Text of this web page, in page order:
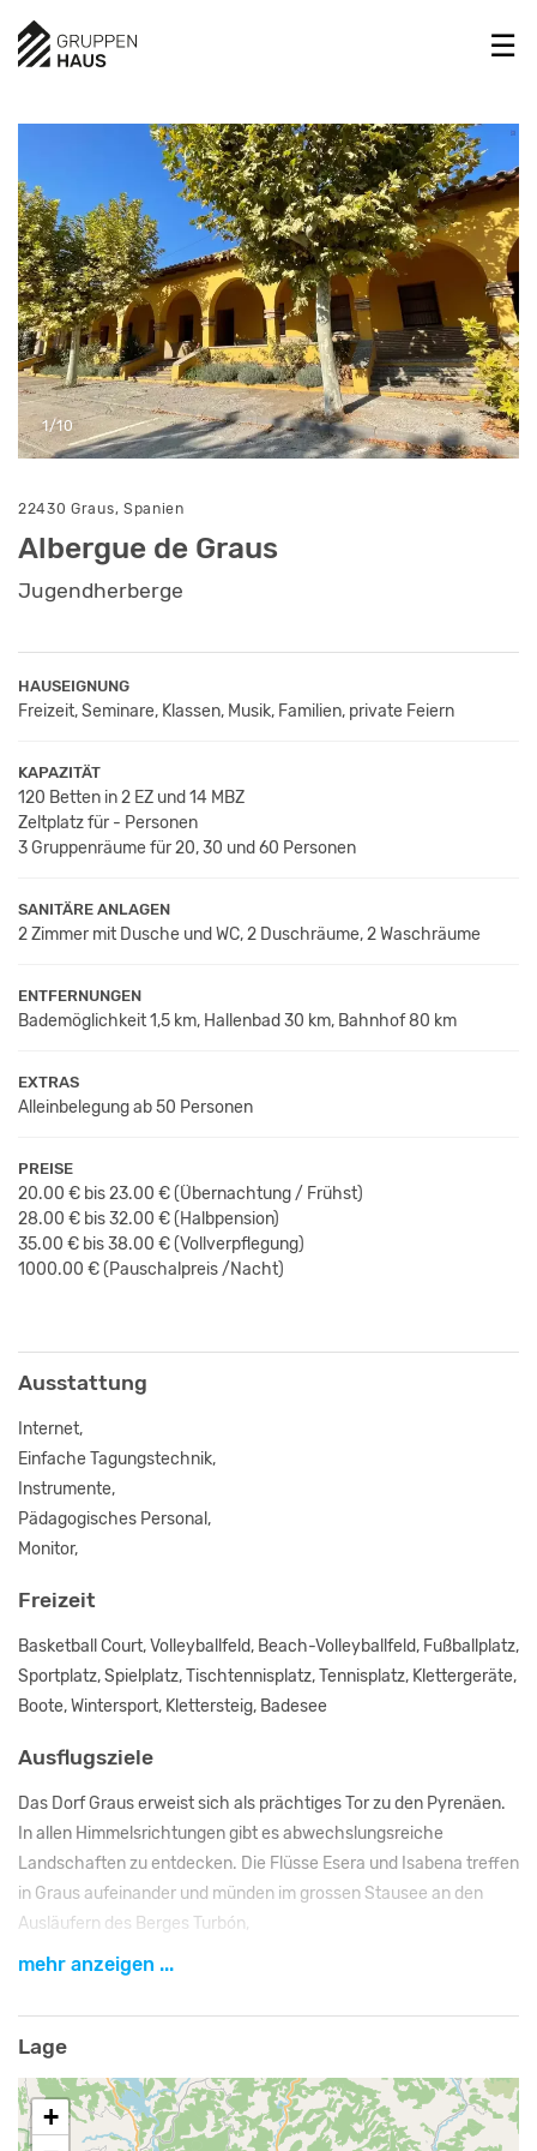
1/10
22430 Graus, Spanien
Albergue de Graus
Jugendherberge
HAUSEIGNUNG
Freizeit, Seminare, Klassen, Musik, Familien, private Feiern
KAPAZITÄT
120 Betten in 2 EZ und 14 MBZ
Zeltplatz für - Personen
3 Gruppenräume für 20, 30 und 60 Personen
SANITÄRE ANLAGEN
2 Zimmer mit Dusche und WC, 2 Duschräume, 2 Waschräume
ENTFERNUNGEN
Bademöglichkeit 1,5 km, Hallenbad 30 km, Bahnhof 80 km
EXTRAS
Alleinbelegung ab 50 Personen
PREISE
20.00 € bis 23.00 €(Übernachtung / Frühst)
28.00 € bis 32.00 €(Halbpension)
35.00 € bis 38.00 €(Vollverpflegung)
1000.00 € (Pauschalpreis /Nacht)
Ausstattung
Internet,
Einfache Tagungstechnik,
Instrumente,
Pädagogisches Personal,
Monitor,
Freizeit
Basketball Court, Volleyballfeld, Beach-Volleyballfeld, Fußballplatz,
Sportplatz, Spielplatz, Tischtennisplatz, Tennisplatz, Klettergeräte,
Boote, Wintersport, Klettersteig, Badesee
Ausflugsziele
Das Dorf Graus erweist sich als prächtiges Tor zu den Pyrenäen.
In allen Himmelsrichtungen gibt es abwechslungsreiche
Landschaften zu entdecken. Die Flüsse Esera und Isabena treffen
in Graus aufeinander und münden im grossen Stausee an den
Ausläufern des Berges Turbón,
Schwimmen sind nur einige der Aktivitäten, die in unmittelbarer
Nähe möglich sind.
Die nahe gelegenen Naturparks Posets-Maladeta und Guara
sowie die Nationalparks Ordesa (ältester Nationalpark Spaniens)
mehr anzeigen ...
Lage
+